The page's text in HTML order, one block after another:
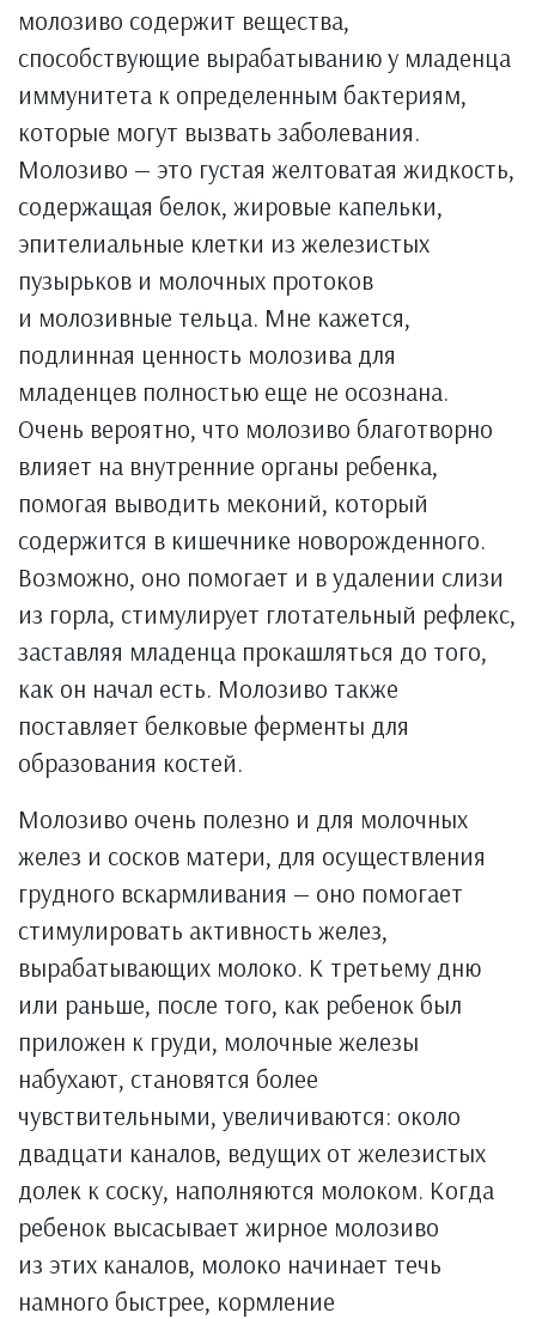
молозиво содержит вещества,
способствующие вырабатыванию у младенца
иммунитета к определенным бактериям,
которые могут вызвать заболевания.
Молозиво — это густая желтоватая жидкость,
содержащая белок, жировые капельки,
эпителиальные клетки из железистых
пузырьков и молочных протоков
и молозивные тельца. Мне кажется,
подлинная ценность молозива для
младенцев полностью еще не осознана.
Очень вероятно, что молозиво благотворно
влияет на внутренние органы ребенка,
помогая выводить меконий, который
содержится в кишечнике новорожденного.
Возможно, оно помогает и в удалении слизи
из горла, стимулирует глотательный рефлекс,
заставляя младенца прокашляться до того,
как он начал есть. Молозиво также
поставляет белковые ферменты для
образования костей.
Молозиво очень полезно и для молочных
желез и сосков матери, для осуществления
грудного вскармливания — оно помогает
стимулировать активность желез,
вырабатывающих молоко. К третьему дню
или раньше, после того, как ребенок был
приложен к груди, молочные железы
набухают, становятся более
чувствительными, увеличиваются: около
двадцати каналов, ведущих от железистых
долек к соску, наполняются молоком. Когда
ребенок высасывает жирное молозиво
из этих каналов, молоко начинает течь
намного быстрее, кормление